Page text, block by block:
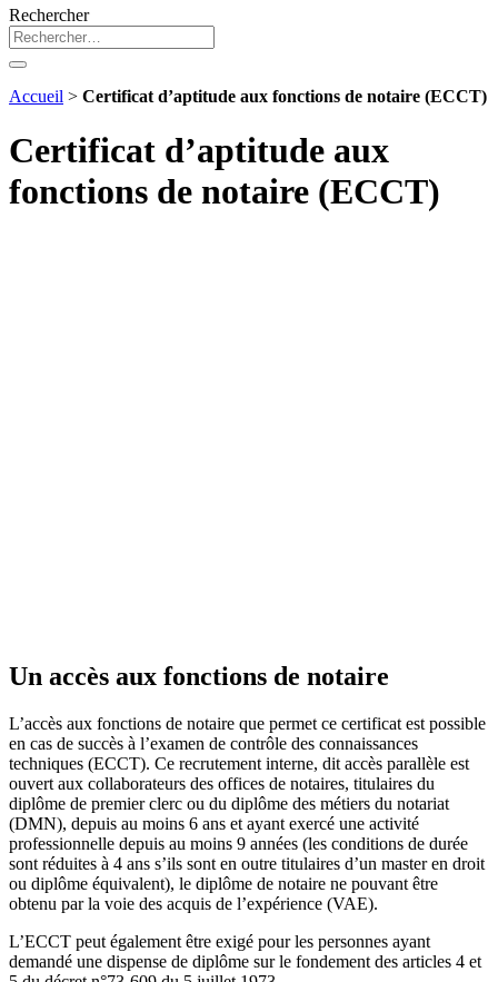
Rechercher
Accueil > Certificat d’aptitude aux fonctions de notaire (ECCT)
Certificat d’aptitude aux
fonctions de notaire (ECCT)
Un accès aux fonctions de notaire
L’accès aux fonctions de notaire que permet ce certificat est possible
en cas de succès à l’examen de contrôle des connaissances
techniques (ECCT). Ce recrutement interne, dit accès parallèle est
ouvert aux collaborateurs des offices de notaires, titulaires du
diplôme de premier clerc ou du diplôme des métiers du notariat
(DMN), depuis au moins 6 ans et ayant exercé une activité
professionnelle depuis au moins 9 années (les conditions de durée
sont réduites à 4 ans s’ils sont en outre titulaires d’un master en droit
ou diplôme équivalent), le diplôme de notaire ne pouvant être
obtenu par la voie des acquis de l’expérience (VAE).
L’ECCT peut également être exigé pour les personnes ayant
demandé une dispense de diplôme sur le fondement des articles 4 et